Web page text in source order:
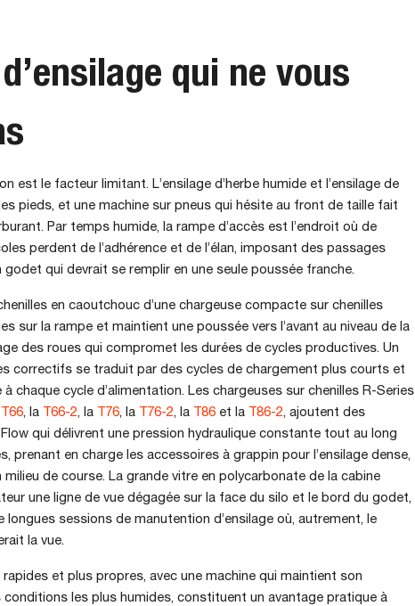
qui ne vous
est le facteur limitant. L’ensilage d’herbe humide et l’ensilage de
pieds, et une machine sur pneus qui hésite au front de taille fait
Par temps humide, la rampe d’accès est l’endroit où de
perdent de l’adhérence et de l’élan, imposant des passages
qui devrait se remplir en une seule poussée franche.
en caoutchouc d’une chargeuse compacte sur chenilles
sur la rampe et maintient une poussée vers l’avant au niveau de la
des roues qui compromet les durées de cycles productives. Un
correctifs se traduit par des cycles de chargement plus courts et
chaque cycle d’alimentation. Les chargeuses sur chenilles R-Series
T66, la T66-2, la T76, la T76-2, la T86et la T86-2, ajoutent des
qui délivrent une pression hydraulique constante tout au long
prenant en charge les accessoires à grappin pour l’ensilage dense,
de course. La grande vitre en polycarbonate de la cabine
une ligne de vue dégagée sur la face du silo et le bord du godet,
sessions de manutention d’ensilage où, autrement, le
la vue.
rapides et plus propres, avec une machine qui maintient son
conditions les plus humides, constituent un avantage pratique à